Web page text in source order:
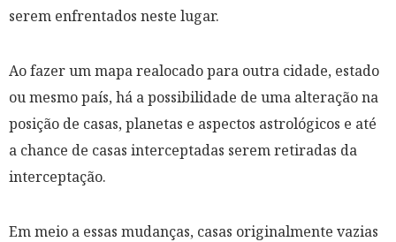
serem enfrentados neste lugar.
Ao fazer um mapa realocado para outra cidade, estado
ou mesmo país, há a possibilidade de uma alteração na
posição de casas, planetas e aspectos astrológicos e até
a chance de casas interceptadas serem retiradas da
interceptação.
Em meio a essas mudanças, casas originalmente vazias